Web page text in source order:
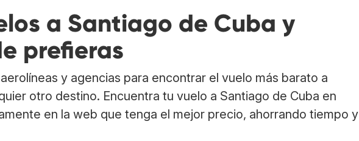
a Santiago de Cuba y
prefieras
y agencias para encontrar el vuelo más barato a
otro destino. Encuentra tu vuelo a Santiago de Cuba en
en la web que tenga el mejor precio, ahorrando tiempo y